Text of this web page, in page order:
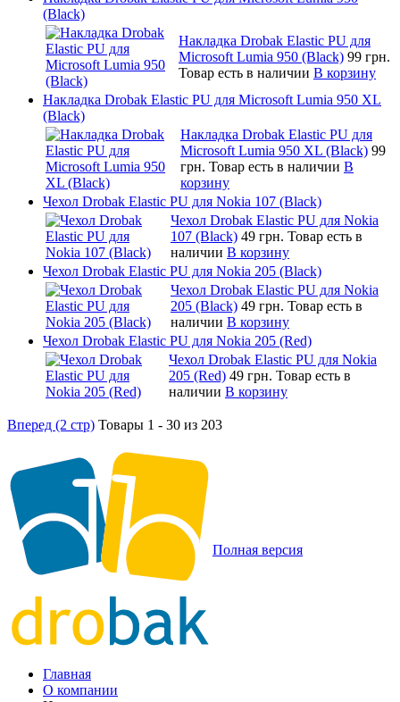
(Black)
Накладка Drobak Elastic PU для
Microsoft Lumia 950 (Black) 99 грн.
Товар есть в наличии В корзину
Накладка Drobak Elastic PU для Microsoft Lumia 950 XL
(Black)
Накладка Drobak Elastic PU для
Microsoft Lumia 950 XL (Black) 99
грн. Товар есть в наличии В
корзину
Чехол Drobak Elastic PU для Nokia 107 (Black)
Чехол Drobak Elastic PU для Nokia
107 (Black) 49 грн. Товар есть в
наличии В корзину
Чехол Drobak Elastic PU для Nokia 205 (Black)
Чехол Drobak Elastic PU для Nokia
205 (Black) 49 грн. Товар есть в
наличии В корзину
Чехол Drobak Elastic PU для Nokia 205 (Red)
Чехол Drobak Elastic PU для Nokia
205 (Red) 49 грн. Товар есть в
наличии В корзину
Вперед (2 стр) Товары 1 - 30 из 203
Полная версия
Главная
О компании